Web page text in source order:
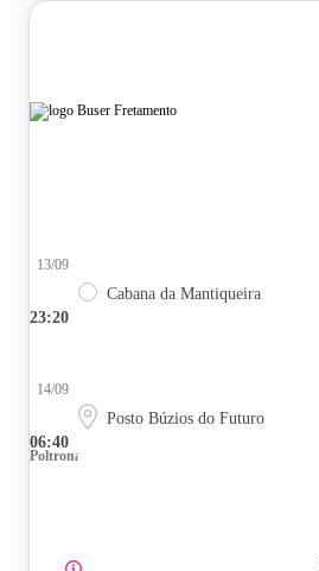
23:20
13/09
Cabana da Mantiqueira
06:40
14/09
Posto Búzios do Futuro
Poltrona